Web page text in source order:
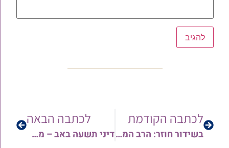
לכתבה הקודמת
בשידור חוזר: הרב המקדים הגאון רבי אבירן יצחק הלוי שליט"א בשיעורו של הראשון לציון הרב יצחק יוסף • צפו
לכתבה הבאה
דיני תשעה באב – מפי הגאון הרב ארז רמתי שליט"א • צפו